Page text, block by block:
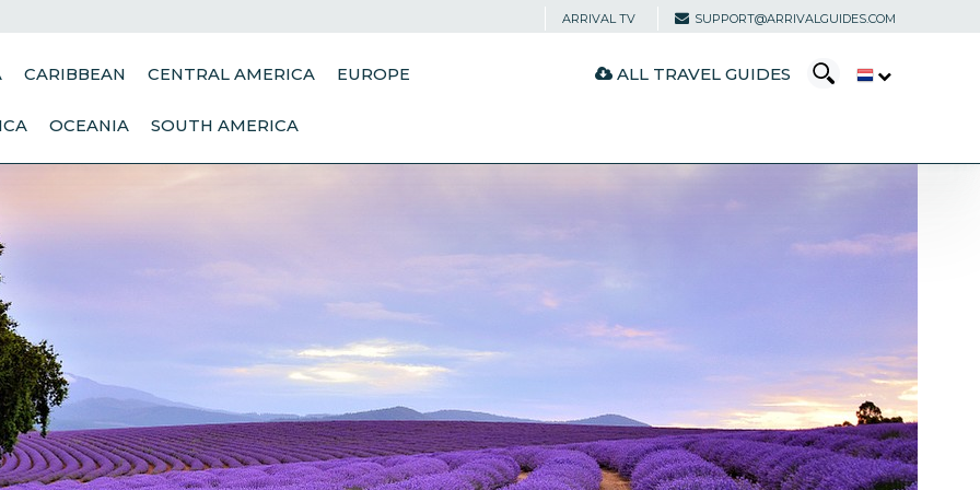
ARRIVAL TV SUPPORT@ARRIVALGUIDES.COM
CARIBBEAN CENTRAL AMERICA EUROPE
OCEANIA SOUTH AMERICA
ALL TRAVEL GUIDES